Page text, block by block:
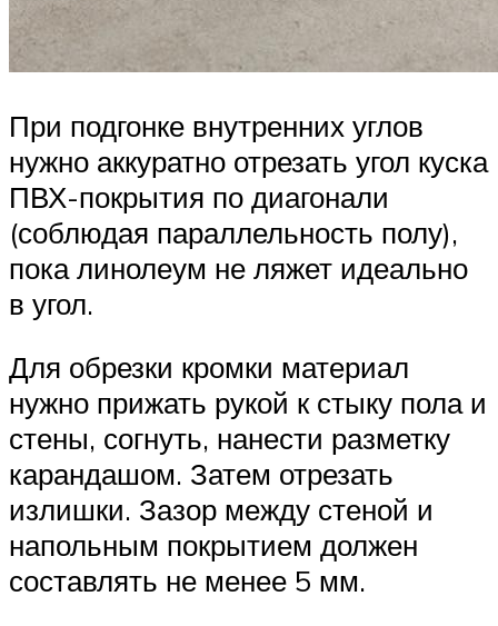
При подгонке внутренних углов
нужно аккуратно отрезать угол куска
ПВХ-покрытия по диагонали
(соблюдая параллельность полу),
пока линолеум не ляжет идеально
в угол.
Для обрезки кромки материал
нужно прижать рукой к стыку пола и
стены, согнуть, нанести разметку
карандашом. Затем отрезать
излишки. Зазор между стеной и
напольным покрытием должен
составлять не менее 5 мм.